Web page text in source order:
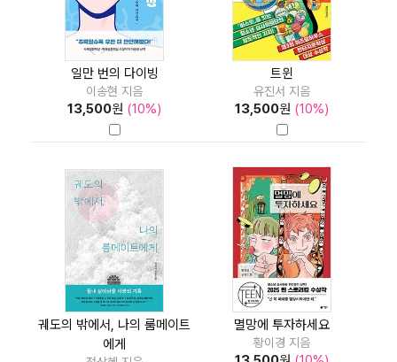
일만 번의 다이빙
이송현 지음
13,500원 (10%)
트윈
유진서 지음
13,500원 (10%)
궤도의 밖에서, 나의 룸메이트
에게
멸망에 투자하세요
황이경 지음